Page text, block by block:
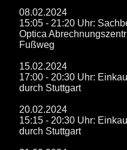
08.02.2024
15:05 - 21:20 Uhr:
Optica
Fußweg
15.02.2024
17:00 - 20:30 Uhr:
durch Stuttgart
20.02.2024
15:15 - 20:30 Uhr:
durch Stuttgart